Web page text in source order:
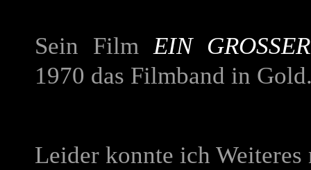
Sein FilmEIN
1970 das Filmband in
Leider konnte ich